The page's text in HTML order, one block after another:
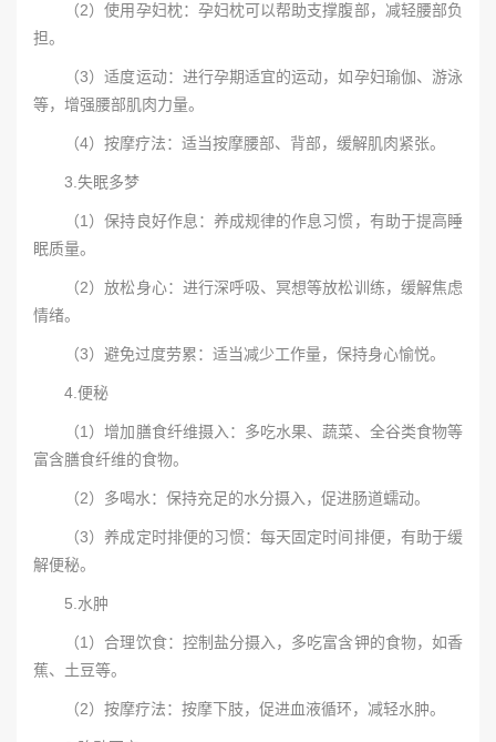
（2）使用孕妇枕：孕妇枕可以帮助支撑腹部，减轻腰部负
担。
（3）适度运动：进行孕期适宜的运动，如孕妇瑜伽、游泳
等，增强腰部肌肉力量。
（4）按摩疗法：适当按摩腰部、背部，缓解肌肉紧张。
3.失眠多梦
（1）保持良好作息：养成规律的作息习惯，有助于提高睡
眠质量。
（2）放松身心：进行深呼吸、冥想等放松训练，缓解焦虑
情绪。
（3）避免过度劳累：适当减少工作量，保持身心愉悦。
4.便秘
（1）增加膳食纤维摄入：多吃水果、蔬菜、全谷类食物等
富含膳食纤维的食物。
（2）多喝水：保持充足的水分摄入，促进肠道蠕动。
（3）养成定时排便的习惯：每天固定时间排便，有助于缓
解便秘。
5.水肿
（1）合理饮食：控制盐分摄入，多吃富含钾的食物，如香
蕉、土豆等。
（2）按摩疗法：按摩下肢，促进血液循环，减轻水肿。